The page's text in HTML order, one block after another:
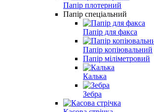
Папір плотерний
Папір спеціальний
Папір для факса
Папір копіювальний
Папір міліметровий
Калька
Зебра